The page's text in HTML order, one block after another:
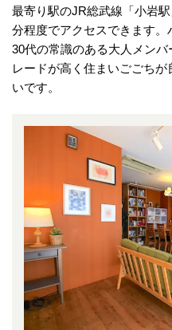
最寄り駅のJR総武線「小岩
分程度でアクセスできます
30代の常識のある大人メン
レードが高く住まいごごち
いです。